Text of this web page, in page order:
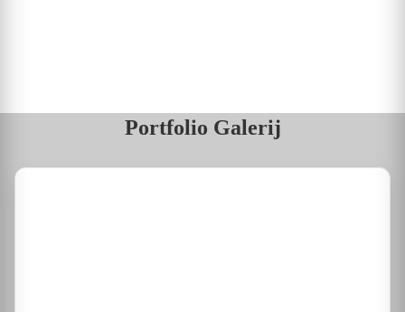
Portfolio Galerij